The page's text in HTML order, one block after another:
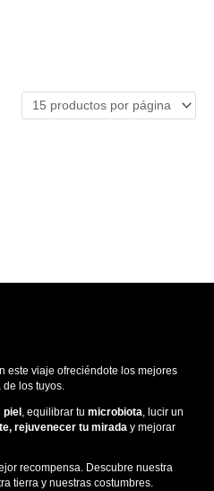
este viaje ofreciéndote los mejores
los tuyos.
piel , equilibrar tu microbiota , lucir un
rejuvenecer tu mirada y mejorar
recompensa. Descubre nuestra
tierra y nuestras costumbres.